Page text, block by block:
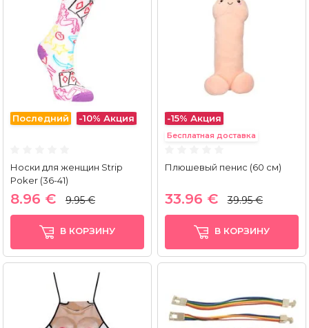
Последний -10% Акция
Носки для женщин Strip
Poker (36-41)
8.96 € 9.95 €
В КОРЗИНУ
-15% Акция
Бесплатная доставка
Плюшевый пенис (60 см)
33.96 € 39.95 €
В КОРЗИНУ